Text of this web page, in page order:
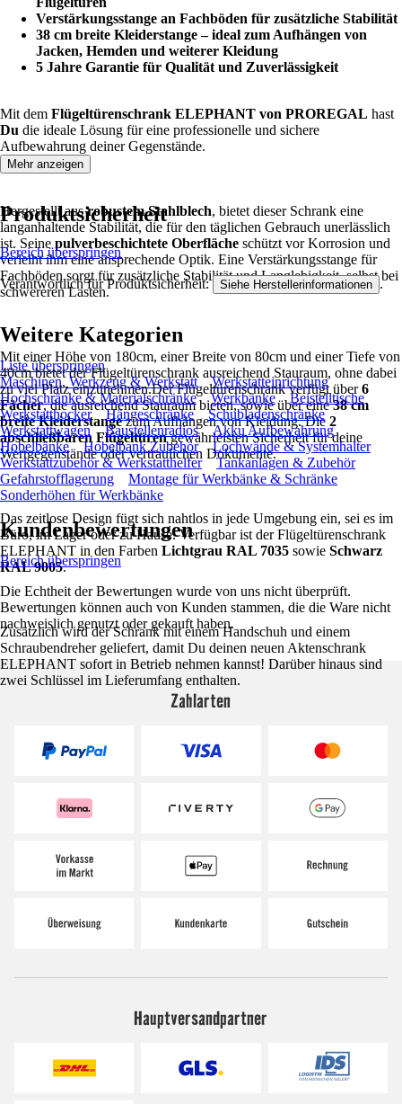
Verstärkungsstange an Fachböden für zusätzliche Stabilität
38 cm breite Kleiderstange – ideal zum Aufhängen von
Jacken, Hemden und weiterer Kleidung
5 Jahre Garantie für Qualität und Zuverlässigkeit
Mit dem Flügeltürenschrank ELEPHANT von PROREGAL hast
Du die ideale Lösung für eine professionelle und sichere
Aufbewahrung deiner Gegenstände.
Hergestellt ausrobustem Stahlblech, bietet dieser Schrank eine
langanhaltende Stabilität, die für den täglichen Gebrauch unerlässlich
ist. Seine pulverbeschichtete Oberfläche schützt vor Korrosion und
verleiht ihm eine ansprechende Optik. Eine Verstärkungsstange für
Fachböden sorgt für zusätzliche Stabilität und Langlebigkeit, selbst bei
schwereren Lasten.
Mit einer Höhe von 180cm, einer Breite von 80cm und einer Tiefe von
40cm bietet der Flügeltürenschrank ausreichend Stauraum, ohne dabei
zu viel Platz einzunehmen.Der Flügeltürenschrank verfügt über6
Fächer, die ausreichend Stauraum bieten, sowie über eine38 cm
breite Kleiderstangezum Aufhängen von Kleidung. Die 2
abschließbaren Flügeltürengewährleisten Sicherheit für deine
Wertgegenstände oder vertraulichen Dokumente.
Das zeitlose Design fügt sich nahtlos in jede Umgebung ein, sei es im
Büro, im Lager oder zu Hause. Verfügbar ist der Flügeltürenschrank
ELEPHANT in den Farben Lichtgrau RAL 7035 sowie Schwarz
RAL 9005.
Zusätzlich wird der Schrank mit einem Handschuh und einem
Schraubendreher geliefert, damit Du deinen neuen Aktenschrank
ELEPHANT sofort in Betrieb nehmen kannst! Darüber hinaus sind
zwei Schlüssel im Lieferumfang enthalten.
Mehr anzeigen
Produktsicherheit
Bereich überspringen
Verantwortlich für Produktsicherheit: Siehe Herstellerinformationen .
Weitere Kategorien
Liste überspringen
Maschinen, Werkzeug & Werkstatt
Werkstatteinrichtung
Hochschränke & Materialschränke
Werkbänke
Beistelltische
Werkstatthocker
Hängeschränke
Schubladenschränke
Werkstattwagen
Baustellenradios
Akku Aufbewahrung
Hobelbänke
Hobelbank Zubehör
Lochwände & Systemhalter
Werkstattzubehör & Werkstatthelfer
Tankanlagen & Zubehör
Gefahrstofflagerung
Montage für Werkbänke & Schränke
Sonderhöhen für Werkbänke
Kundenbewertungen
Bereich überspringen
Die Echtheit der Bewertungen wurde von uns nicht überprüft.
Bewertungen können auch von Kunden stammen, die die Ware nicht
nachweislich genutzt oder gekauft haben.
Zahlarten
Hauptversandpartner